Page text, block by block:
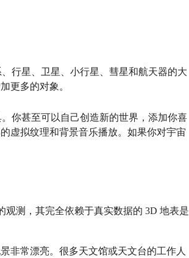
行星、卫星、小行星、彗星和航天器的大
更多的对象。
你甚至可以自己创造新的世界，添加你喜
虚拟纹理和背景音乐播放。如果你对宇宙
观测，其完全依赖于真实数据的 3D 地表是
非常漂亮。很多天文馆或天文台的工作人